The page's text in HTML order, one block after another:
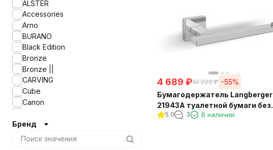
4 689 ₽10 320 ₽ -55%
Бумагодержатель Langberger
21943A туалетной бумаги без
крышки квадратный
5.0 3 В наличии
ALSTER
Accessories
Arno
BURANO
Black Edition
Bronze
Bronze ||
CARVING
Cube
Canon
Durer
ELETECH
Бренд